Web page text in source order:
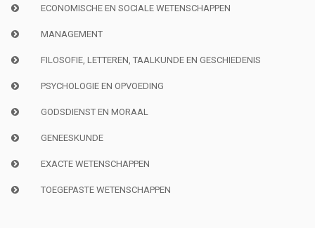
ECONOMISCHE EN SOCIALE WETENSCHAPPEN
MANAGEMENT
FILOSOFIE, LETTEREN, TAALKUNDE EN GESCHIEDENIS
PSYCHOLOGIE EN OPVOEDING
GODSDIENST EN MORAAL
GENEESKUNDE
EXACTE WETENSCHAPPEN
TOEGEPASTE WETENSCHAPPEN